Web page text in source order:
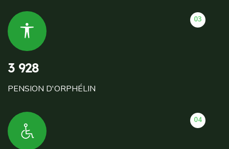
03
3 928
PENSION D'ORPHÉLIN
04